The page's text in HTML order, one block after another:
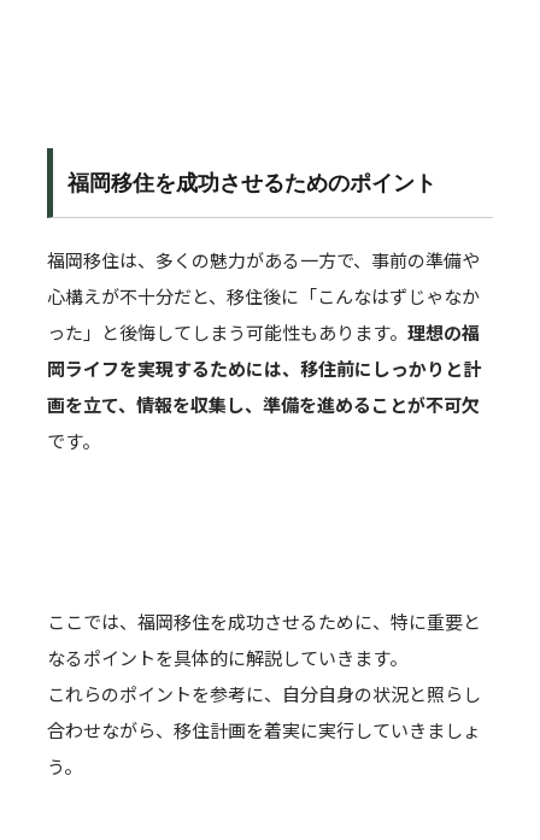
福岡移住を成功させるためのポイント
福岡移住は、多くの魅力がある一方で、事前の準備や
心構えが不十分だと、移住後に「こんなはずじゃなか
った」と後悔してしまう可能性もあります。 理想の福
岡ライフを実現するためには、移住前にしっかりと計
画を立て、情報を収集し、準備を進めることが不可欠
です。
ここでは、福岡移住を成功させるために、特に重要と
なるポイントを具体的に解説していきます。
これらのポイントを参考に、自分自身の状況と照らし
合わせながら、移住計画を着実に実行していきましょ
う。